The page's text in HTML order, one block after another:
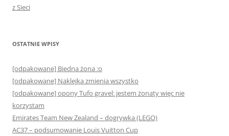
z Sieci
OSTATNIE WPISY
[odpakowane] Biedna żona :o
[odpakowane] Naklejka zmienia wszystko
[odpakowane] opony Tufo gravel: jestem żonaty więc nie
korzystam
Emirates Team New Zealand – dogrywka (LEGO)
AC37 – podsumowanie Louis Vuitton Cup